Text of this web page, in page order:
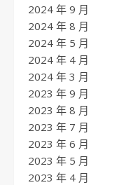
2024 年 9 月
2024 年 8 月
2024 年 5 月
2024 年 4 月
2024 年 3 月
2023 年 9 月
2023 年 8 月
2023 年 7 月
2023 年 6 月
2023 年 5 月
2023 年 4 月